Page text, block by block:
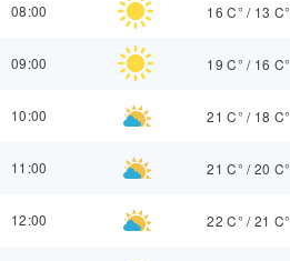
08:00 16 C° / 13 C°
09:00 19 C° / 16 C°
10:00 21 C° / 18 C°
11:00 21 C° /20 C°
12:00 22 C° /21 C°